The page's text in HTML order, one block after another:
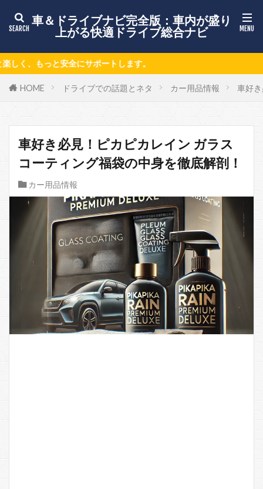
車＆ドライブナビ完全版：車内が盛り
上がる快適ドライブ総合ナビ
す。
HOME ドライブでの話題とネタ カー用品情報 車好
車好き必見！ピカピカレイン ガラス
コーティング福袋の中身を徹底解剖！
カー用品情報